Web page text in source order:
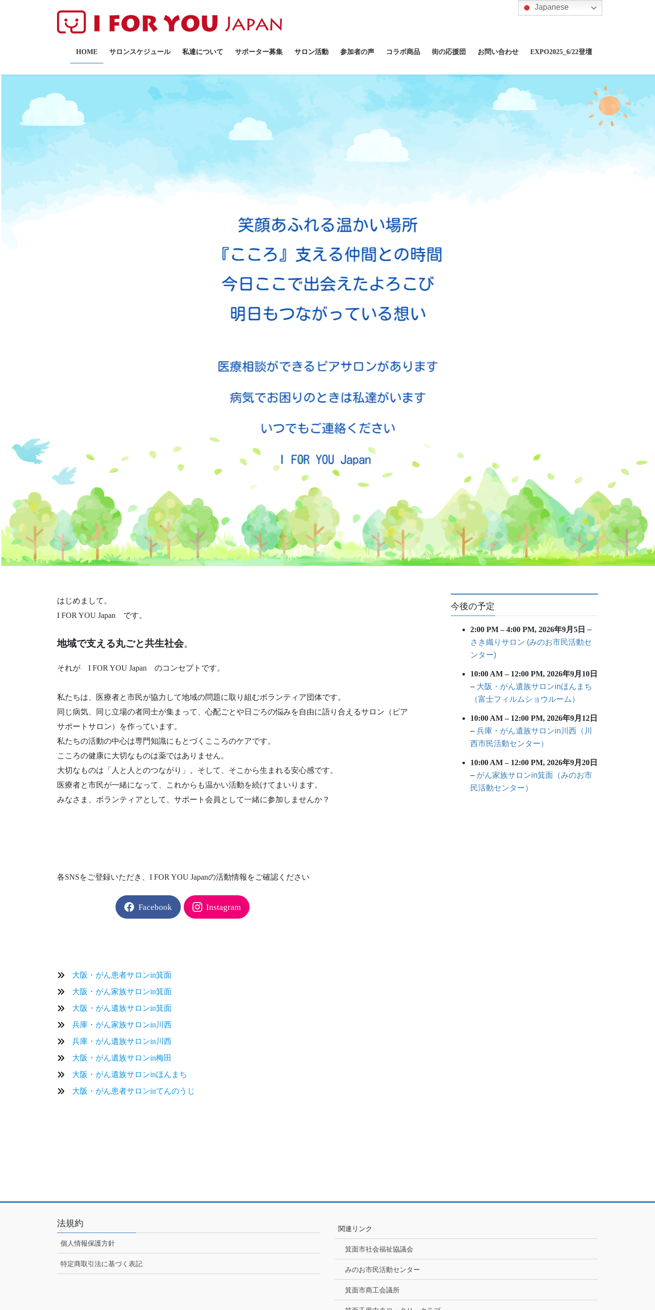
ス
ン
HOME サロンスケジュール 私達について サポーター募集 サロン活動 参加者の声 コラボ商品 街の応援団 お問い合わせ EXPO2025_6/22登壇
はじめまして。
I FOR YOU Japan です。
地域で支える丸ごと共生社会。
それが I FOR YOU Japan のコンセプトです。
私たちは、医療者と市民が協力して地域の問題に取り組むボランティア団体です。
同じ病気、同じ立場の者同士が集まって、心配ごとや日ごろの悩みを自由に語り合えるサロン（ピア
サポートサロン）を作っています。
私たちの活動の中心は専門知識にもとづくこころのケアです。
こころの健康に大切なものは薬ではありません。
大切なものは「人と人とのつながり」。そして、そこから生まれる安心感です。
医療者と市民が一緒になって、これからも温かい活動を続けてまいります。
みなさま、ボランティアとして、サポート会員として一緒に参加しませんか？
各SNSをご登録いただき、I FOR YOU Japanの活動情報をご確認ください
Facebook Instagram
大阪・がん患者サロンin箕面
大阪・がん家族サロンin箕面
大阪・がん遺族サロンin箕面
兵庫・がん家族サロンin川西
兵庫・がん遺族サロンin川西
大阪・がん遺族サロンin梅田
大阪・がん遺族サロンinほんまち
大阪・がん患者サロンinてんのうじ
今後の予定
2:00 PM – 4:00 PM,2026年9月5日 –
さき織りサロン (みのお市民活動セ
ンター)
10:00 AM – 12:00 PM,2026年9月10日
– 大阪・がん遺族サロンinほんまち
（富士フィルムショウルーム）
10:00 AM – 12:00 PM,2026年9月12日
–兵庫・がん遺族サロンin川西（川
西市民活動センター）
10:00 AM – 12:00 PM,2026年9月20日
– がん家族サロンin箕面（みのお市
民活動センター）
法規約
個人情報保護方針
特定商取引法に基づく表記
関連リンク
箕面市社会福祉協議会
みのお市民活動センター
箕面市商工会議所
Japanese